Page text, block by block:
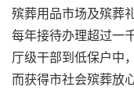
殡葬用品市场及殡葬
每年接待办理超过一
厅级干部到低保户中
而获得市社会殡葬放